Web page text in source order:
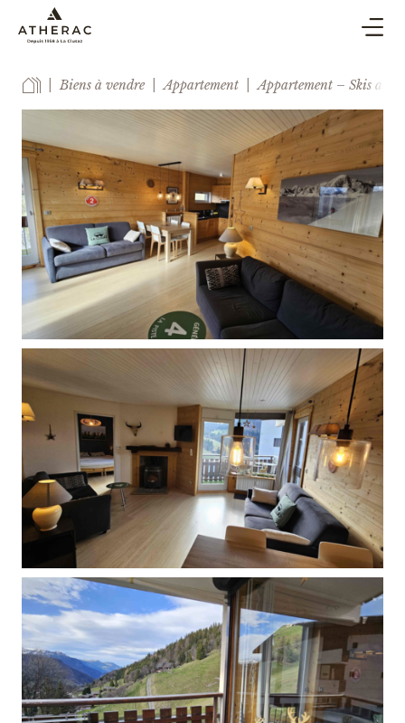
SYNDIC
LOCATION DE VACANCES
BLOG
AGENCE
ESTIMER
CONTACT
Biens à vendre Appartement Appartement – Skis aux